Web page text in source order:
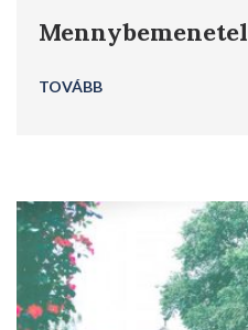
Mennybemenetel
TOVÁBB